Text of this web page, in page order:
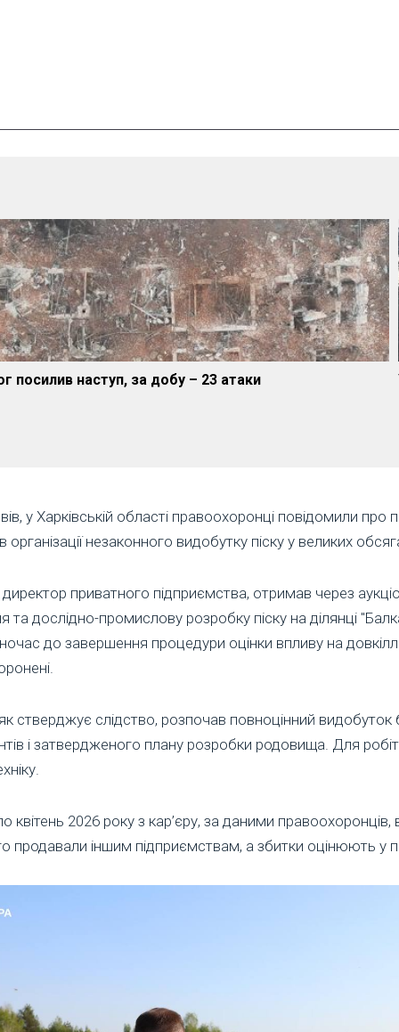
посилив наступ, за добу – 23 атаки
у Харківській області правоохоронці повідомили про
незаконного видобутку піску у великих
приватного підприємства, отримав через
та дослідно-промислову розробку піску на ділянці
до завершення процедури оцінки впливу на
стверджує слідство, розпочав повноцінний
і затвердженого плану розробки родовища. Для робіт
квітень 2026 року з кар’єру, за даними
продавали іншим підприємствам, а збитки оцінюють у